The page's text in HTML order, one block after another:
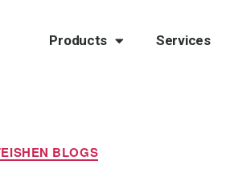
Products Services
BLOGS